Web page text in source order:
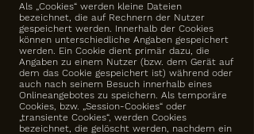
Als „Cookies“ werden kleine Dateien
bezeichnet, die auf Rechnern der Nutzer
gespeichert werden. Innerhalb der Cookies
können unterschiedliche Angaben gespeichert
werden. Ein Cookie dient primär dazu, die
Angaben zu einem Nutzer (bzw. dem Gerät auf
dem das Cookie gespeichert ist) während oder
auch nach seinem Besuch innerhalb eines
Onlineangebotes zu speichern. Als temporäre
Cookies, bzw. „Session-Cookies“ oder
„transiente Cookies“, werden Cookies
bezeichnet, die gelöscht werden, nachdem ein